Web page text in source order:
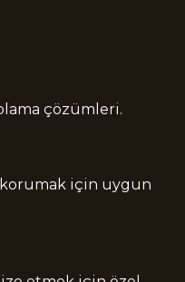
çözümleri.
korumak için uygun